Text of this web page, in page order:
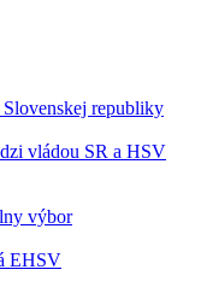
republiky
vládou SR a HSV
výbor
EHSV